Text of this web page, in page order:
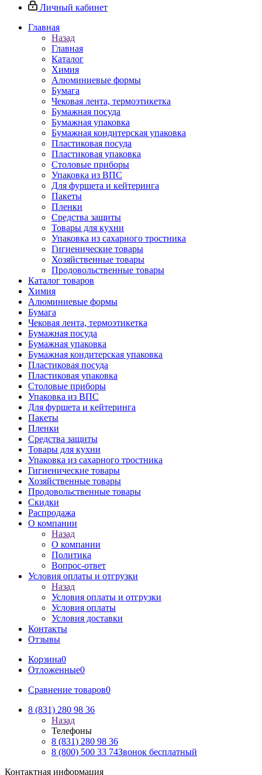
Личный кабинет
Главная
Назад
Главная
Каталог
Химия
Алюминиевые формы
Бумага
Чековая лента, термоэтикетка
Бумажная посуда
Бумажная упаковка
Бумажная кондитерская упаковка
Пластиковая посуда
Пластиковая упаковка
Столовые приборы
Упаковка из ВПС
Для фуршета и кейтеринга
Пакеты
Пленки
Средства защиты
Товары для кухни
Упаковка из сахарного тростника
Гигиенические товары
Хозяйственные товары
Продовольственные товары
Каталог товаров
Химия
Алюминиевые формы
Бумага
Чековая лента, термоэтикетка
Бумажная посуда
Бумажная упаковка
Бумажная кондитерская упаковка
Пластиковая посуда
Пластиковая упаковка
Столовые приборы
Упаковка из ВПС
Для фуршета и кейтеринга
Пакеты
Пленки
Средства защиты
Товары для кухни
Упаковка из сахарного тростника
Гигиенические товары
Хозяйственные товары
Продовольственные товары
Скидки
Распродажа
О компании
Назад
О компании
Политика
Вопрос-ответ
Условия оплаты и отгрузки
Назад
Условия оплаты и отгрузки
Условия оплаты
Условия доставки
Контакты
Отзывы
Корзина0
Отложенные0
Сравнение товаров0
8 (831) 280 98 36
Назад
Телефоны
8 (831) 280 98 36
8 (800) 500 33 74Звонок бесплатный
Контактная информация